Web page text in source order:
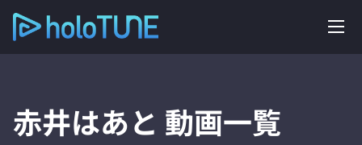
赤井はあと 動画一覧